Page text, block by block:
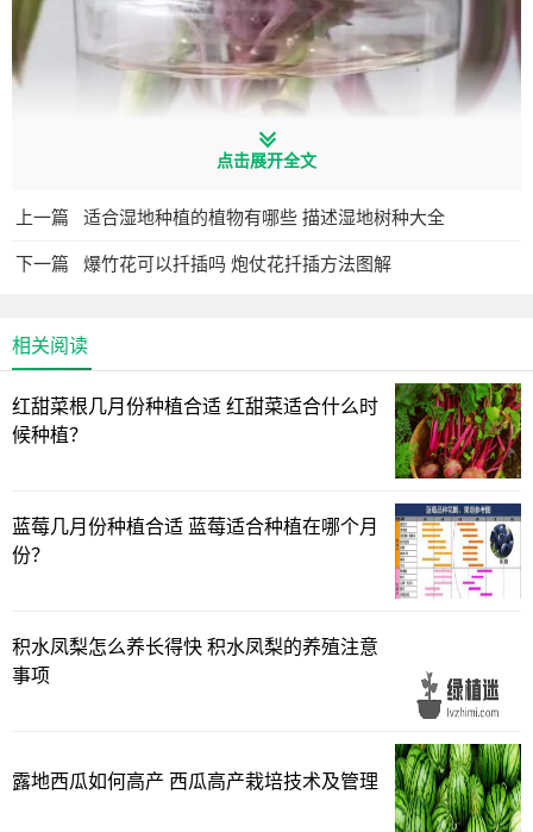
有些朋友养植物总是养不好，就是因为忽略了植物的习
性，没有给它晒阳光，如果是习惯在家里面养植物，建议养
一些比较耐阴的植物，比较好养活，比如今天推荐的紫背万
点击展开全文
上一篇 适合湿地种植的植物有哪些 描述湿地树种大全
下一篇 爆竹花可以扦插吗 炮仗花扦插方法图解
相关阅读
红甜菜根几月份种植合适 红甜菜适合什么时
候种植？
蓝莓几月份种植合适 蓝莓适合种植在哪个月
份？
积水凤梨怎么养长得快 积水凤梨的养殖注意
事项
露地西瓜如何高产 西瓜高产栽培技术及管理